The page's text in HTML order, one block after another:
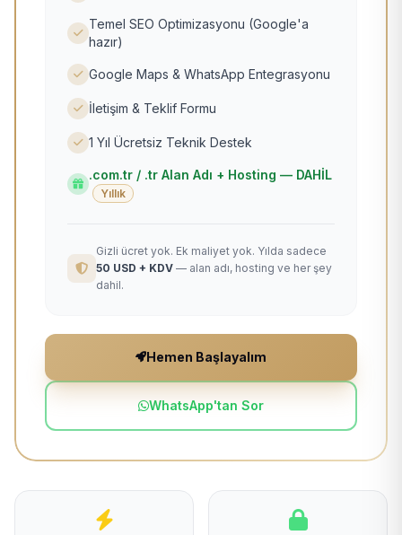
Temel SEO Optimizasyonu (Google'a
hazır)
Google Maps & WhatsApp Entegrasyonu
İletişim & Teklif Formu
1 Yıl Ücretsiz Teknik Destek
.com.tr / .tr Alan Adı + Hosting — DAHİL
Yıllık
Gizli ücret yok. Ek maliyet yok. Yılda sadece
50 USD + KDV — alan adı, hosting ve her şey
dahil.
Hemen Başlayalım
WhatsApp'tan Sor